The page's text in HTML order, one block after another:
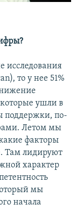
исследования
то у нее 51%
ушли в
поддержки, по-
Летом мы
факторы
Там лидируют
характер
мы
начала